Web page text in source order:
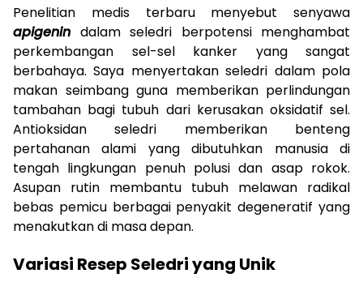
Penelitian medis terbaru menyebut senyawa
apigenin dalam seledri berpotensi menghambat
perkembangan sel-sel kanker yang sangat
berbahaya. Saya menyertakan seledri dalam pola
makan seimbang guna memberikan perlindungan
tambahan bagi tubuh dari kerusakan oksidatif sel.
Antioksidan seledri memberikan benteng
pertahanan alami yang dibutuhkan manusia di
tengah lingkungan penuh polusi dan asap rokok.
Asupan rutin membantu tubuh melawan radikal
bebas pemicu berbagai penyakit degeneratif yang
menakutkan di masa depan.
Variasi Resep Seledri yang Unik